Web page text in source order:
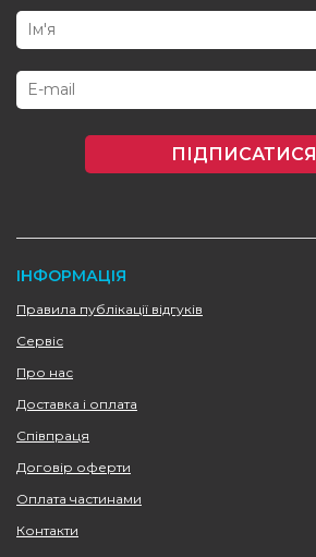
ПІДПИСАТИСЯ
ІНФОРМАЦІЯ
Правила публікації відгуків
Сервіс
Про нас
Доставка і оплата
Співпраця
Договір оферти
Оплата частинами
Контакти